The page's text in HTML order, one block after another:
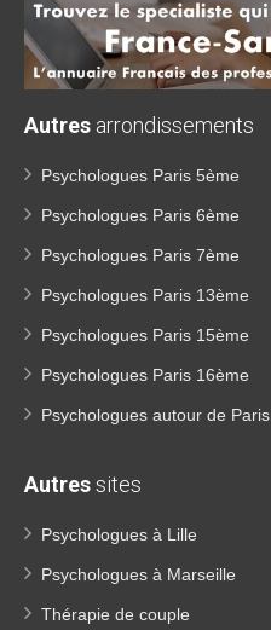
Autres arrondissements
Psychologues Paris 5ème
Psychologues Paris 6ème
Psychologues Paris 7ème
Psychologues Paris 13ème
Psychologues Paris 15ème
Psychologues Paris 16ème
Psychologues autour de Paris
Autressites
Psychologues à Lille
Psychologues à Marseille
Thérapie de couple